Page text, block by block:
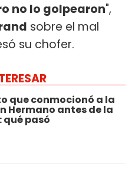
no lo golpearon",
sobre el mal
su chofer.
que conmocionó a la
Hermano antes de la
pasó